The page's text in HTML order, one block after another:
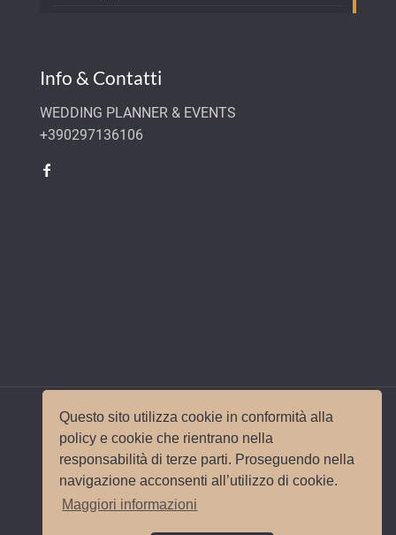
Questo sito utilizza cookie in conformità alla
policy e cookie che rientrano nella
responsabilità di terze parti. Proseguendo nella
navigazione acconsenti all’utilizzo di cookie.
Maggiori informazioni
Info & Contatti
WEDDING PLANNER & EVENTS
+390297136106
© 2017 Wedding Planner Milano Italy |Mappa del
sito|Privacy e Cookie PolicySito e
posizionamento realizzato dall'